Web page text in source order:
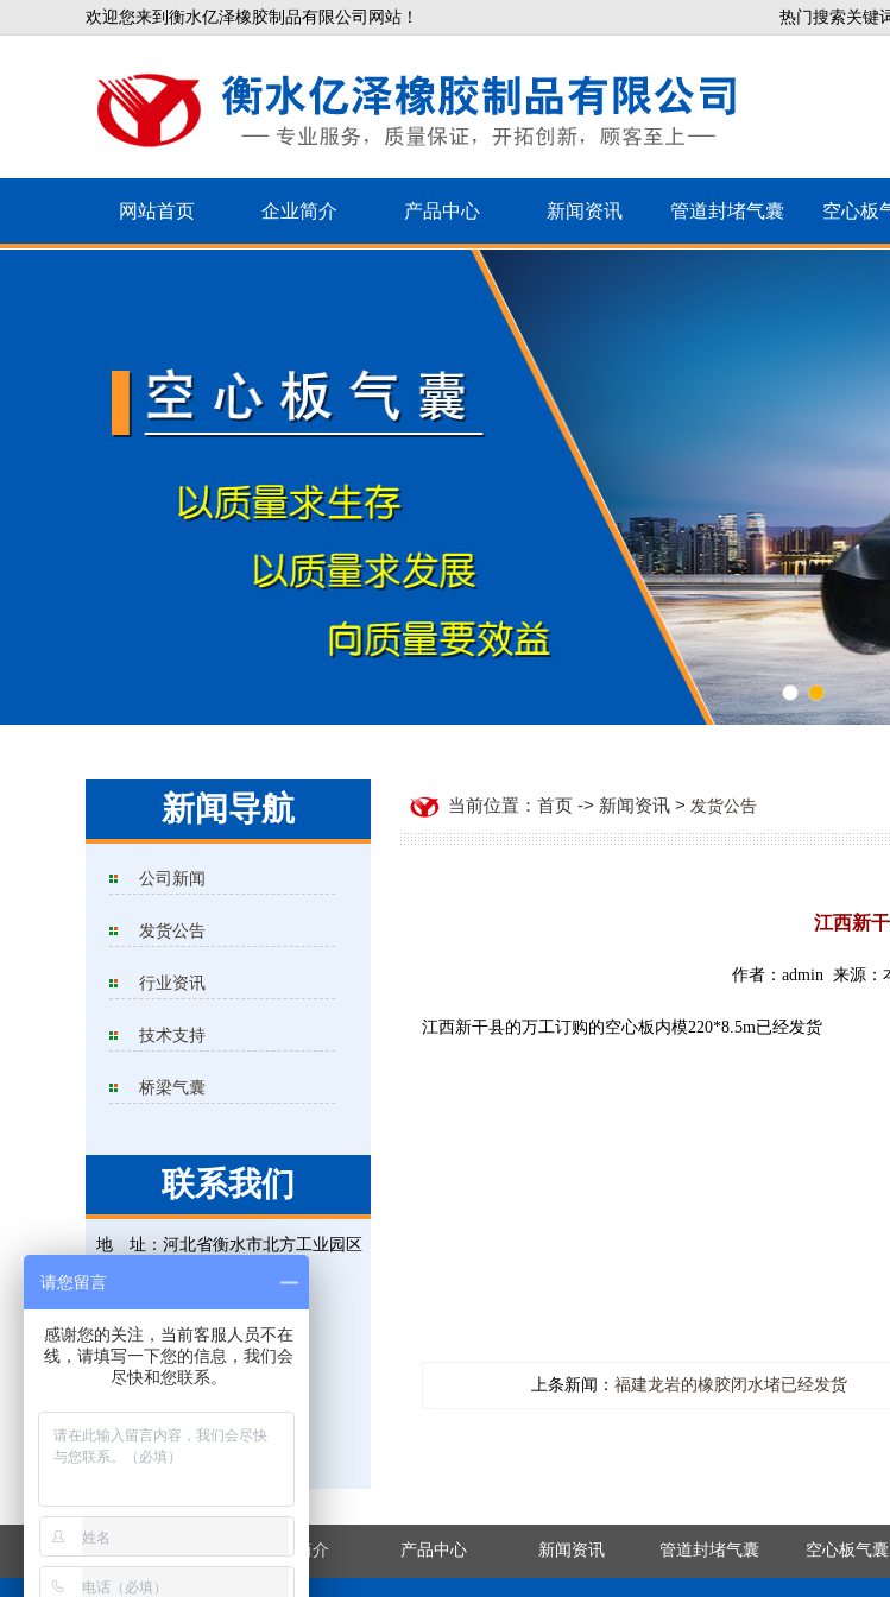
欢迎您来到衡水亿泽橡胶制品有限公司网站！ 热门搜索关键
网站首页 企业简介 产品中心 新闻资讯 管道封堵气囊 空心板
1
新闻导航
公司新闻
发货公告
行业资讯
技术支持
桥梁气囊
联系我们
地 址： 河北省衡水市北方工业园区
电 话：
手 机：18131823695
传 真：0318-5225315
网 址：www.hsxjgs.com
当前位置：首页 -> 新闻资讯 > 发货公告
江西新
作者：admin 来源：
江西新干县的万工订购的空心板内模220*8.5m已经发货
上条新闻： 福建龙岩的橡胶闭水堵已经发货
企业简介 产品中心 新闻资讯 管道封堵气囊 空心板气囊
请您留言
感谢您的关注，当前客服人员不在
线，请填写一下您的信息，我们会
尽快和您联系。